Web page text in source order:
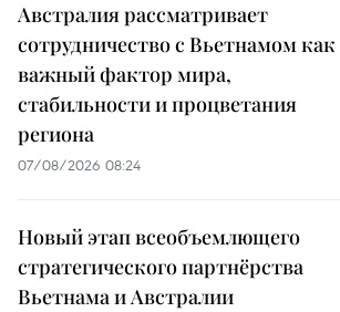
Австралия рассматривает
сотрудничество с Вьетнамом как
важный фактор мира,
стабильности и процветания
региона
07/08/2026 08:24
Новый этап всеобъемлющего
стратегического партнёрства
Вьетнама и Австралии